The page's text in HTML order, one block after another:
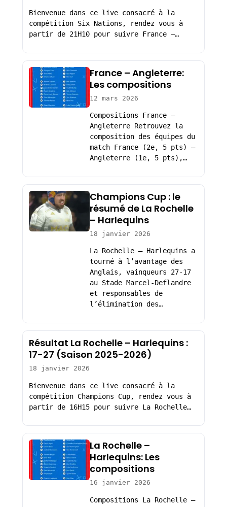
Bienvenue dans ce live consacré à la
compétition Six Nations, rendez vous à
partir de 21H10 pour suivre France –…
France – Angleterre:
Les compositions
12 mars 2026
Compositions France –
Angleterre Retrouvez la
composition des équipes du
match France (2e, 5 pts) –
Angleterre (1e, 5 pts),…
Champions Cup : le
résumé de La Rochelle
– Harlequins
18 janvier 2026
La Rochelle – Harlequins a
tourné à l’avantage des
Anglais, vainqueurs 27-17
au Stade Marcel-Deflandre
et responsables de
l’élimination des…
Résultat La Rochelle – Harlequins :
17-27 (Saison 2025-2026)
18 janvier 2026
Bienvenue dans ce live consacré à la
compétition Champions Cup, rendez vous à
partir de 16H15 pour suivre La Rochelle…
La Rochelle –
Harlequins: Les
compositions
16 janvier 2026
Compositions La Rochelle –